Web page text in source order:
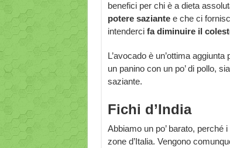
benefici per chi è a dieta
potere saziante e che ci
intenderci fa diminuire il
L’avocado è un’ottima
un panino con un po’ di pollo,
saziante.
Fichi d’India
Abbiamo un po’ barato,
zone d’Italia. Vengono